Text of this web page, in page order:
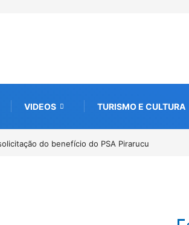
VIDEOS TURISMO E CULTURA
do benefício do PSA Pirarucu